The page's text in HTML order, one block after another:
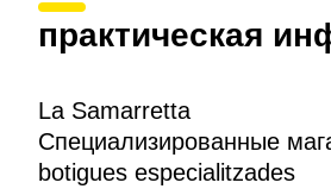
практическая
La Samarretta
Специализированные
botigues especialitzades